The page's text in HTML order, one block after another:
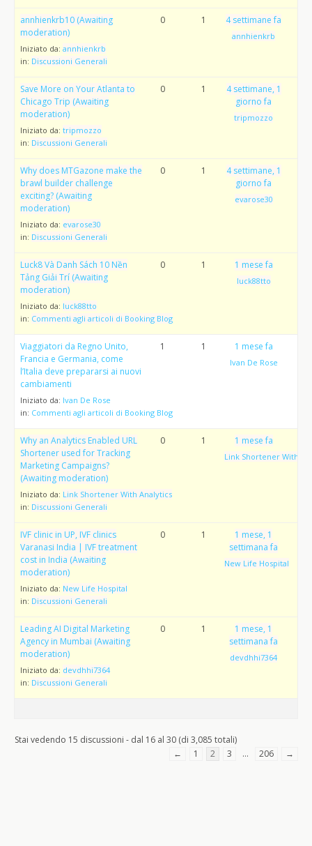
annhienkrb10 (Awaiting
moderation)
Iniziato da: annhienkrb
in: Discussioni Generali
0 1 4 settimane fa
annhienkrb
Save More on Your Atlanta to
Chicago Trip (Awaiting
moderation)
Iniziato da: tripmozzo
in: Discussioni Generali
0 1
4 settimane, 1
giorno fa
tripmozzo
Why does MTGazone make the
brawl builder challenge
exciting? (Awaiting
moderation)
Iniziato da: evarose30
in: Discussioni Generali
0 1
4 settimane, 1
giorno fa
evarose30
Luck8 Và Danh Sách 10 Nền
Tảng Giải Trí (Awaiting
moderation)
Iniziato da: luck88tto
in: Commenti agli articoli di Booking Blog
0 1 1 mese fa
luck88tto
Viaggiatori da Regno Unito,
Francia e Germania, come
l’Italia deve prepararsi ai nuovi
cambiamenti
Iniziato da: Ivan De Rose
in: Commenti agli articoli di Booking Blog
1 1 1 mese fa
Ivan De Rose
Why an Analytics Enabled URL
Shortener used for Tracking
Marketing Campaigns?
(Awaiting moderation)
Iniziato da: Link Shortener With Analytics
in: Discussioni Generali
0 1 1 mese fa
Link Shortener With
IVF clinic in UP, IVF clinics
Varanasi India | IVF treatment
cost in India (Awaiting
moderation)
Iniziato da: New Life Hospital
in: Discussioni Generali
0 1
1 mese, 1
settimana fa
New Life Hospital
Leading AI Digital Marketing
Agency in Mumbai (Awaiting
moderation)
Iniziato da: devdhhi7364
in: Discussioni Generali
0 1
1 mese, 1
settimana fa
devdhhi7364
Stai vedendo 15 discussioni - dal 16 al 30 (di 3,085 totali)
←
1 2 3 … 206 →